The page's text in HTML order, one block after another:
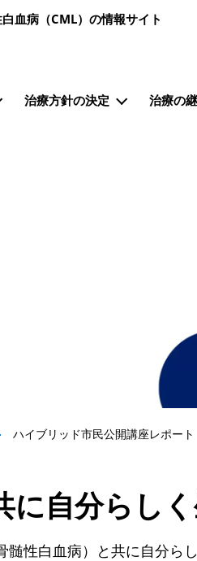
メインコンテンツに移動
血病（CML）の情報サイト
治療方針の決定 治療の
ハイブリッド市民公開講座レポート
に自分らし
性白血病）と共に自分ら